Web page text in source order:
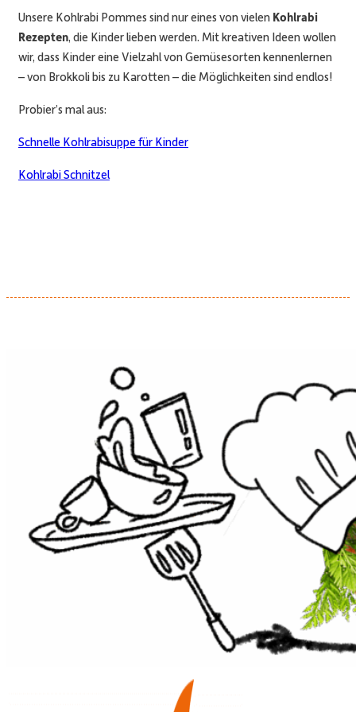
Unsere Kohlrabi Pommes sind nur eines von vielen Kohlrabi
Rezepten, die Kinder lieben werden. Mit kreativen Ideen wollen
wir, dass Kinder eine Vielzahl von Gemüsesorten kennenlernen
– von Brokkoli bis zu Karotten – die Möglichkeiten sind endlos!
Probier’s mal aus:
Schnelle Kohlrabisuppe für Kinder
Kohlrabi Schnitzel